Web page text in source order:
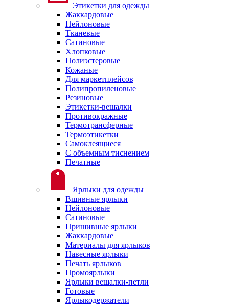
Этикетки для одежды
Жаккардовые
Нейлоновые
Тканевые
Сатиновые
Хлопковые
Полиэстеровые
Кожаные
Для маркетплейсов
Полипропиленовые
Резиновые
Этикетки-вешалки
Противокражные
Термотрансферные
Термоэтикетки
Самоклеящиеся
С объемным тиснением
Печатные
Ярлыки для одежды
Вшивные ярлыки
Нейлоновые
Сатиновые
Пришивные ярлыки
Жаккардовые
Материалы для ярлыков
Навесные ярлыки
Печать ярлыков
Промоярлыки
Ярлыки вешалки-петли
Готовые
Ярлыкодержатели